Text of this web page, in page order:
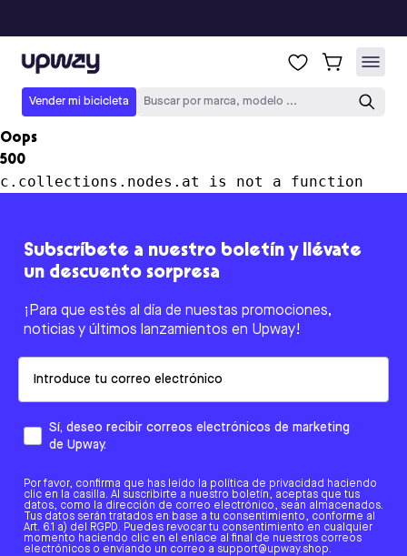
Upway
Vender mi bicicleta Buscar por marca, modelo ...
Oops
500
c.collections.nodes.at is not a function
Subscríbete a nuestro boletín y llévate
un descuento sorpresa
¡Para que estés al día de nuestas promociones,
noticias y últimos lanzamientos en Upway!
Sí, deseo recibir correos electrónicos de marketing
de Upway.
Por favor, confirma que has leído la política de privacidad haciendo
clic en la casilla. Al suscribirte a nuestro boletín, aceptas que tus
datos, como la dirección de correo electrónico, sean almacenados.
Tus datos serán tratados en base a tu consentimiento, conforme al
Art. 6.1 a) del RGPD. Puedes revocar tu consentimiento en cualquier
momento haciendo clic en el enlace al final de nuestros correos
electrónicos o enviando un correo a support@upway.shop.